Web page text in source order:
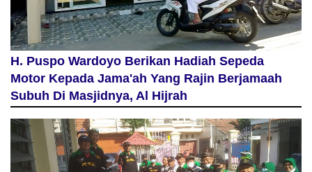
H. Puspo Wardoyo Berikan Hadiah Sepeda
Motor Kepada Jama'ah Yang Rajin Berjamaah
Subuh Di Masjidnya, Al Hijrah